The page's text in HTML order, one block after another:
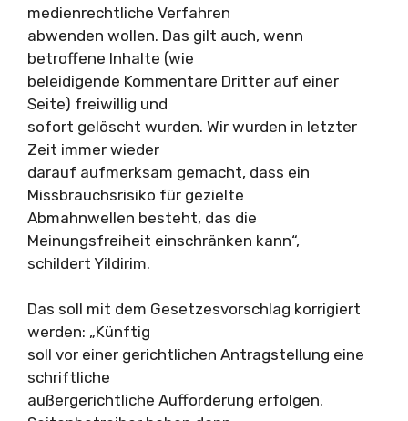
medienrechtliche Verfahren
abwenden wollen. Das gilt auch, wenn
betroffene Inhalte (wie
beleidigende Kommentare Dritter auf einer
Seite) freiwillig und
sofort gelöscht wurden. Wir wurden in letzter
Zeit immer wieder
darauf aufmerksam gemacht, dass ein
Missbrauchsrisiko für gezielte
Abmahnwellen besteht, das die
Meinungsfreiheit einschränken kann“,
schildert Yildirim.
Das soll mit dem Gesetzesvorschlag korrigiert
werden: „Künftig
soll vor einer gerichtlichen Antragstellung eine
schriftliche
außergerichtliche Aufforderung erfolgen.